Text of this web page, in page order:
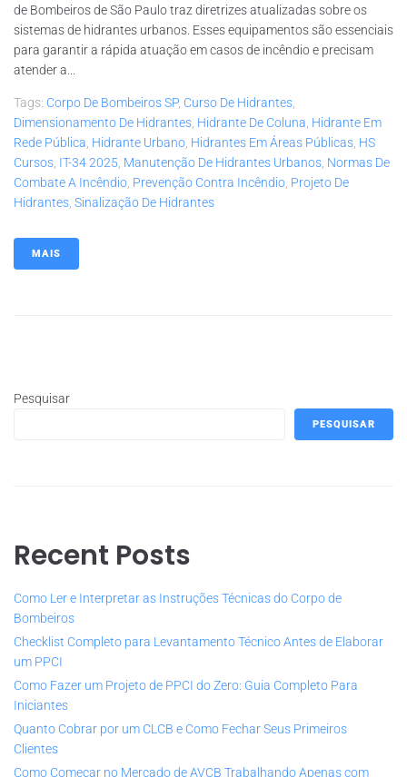
de Bombeiros de São Paulo traz diretrizes atualizadas sobre os
sistemas de hidrantes urbanos. Esses equipamentos são essenciais
para garantir a rápida atuação em casos de incêndio e precisam
atender a...
Tags: Corpo De Bombeiros SP, Curso De Hidrantes
Dimensionamento De Hidrantes Hidrante De Coluna Hidrante Em
Rede Pública Hidrante Urbano Hidrantes Em Áreas Públicas HS
Cursos IT-34 2025 Manutenção De Hidrantes Urbanos Normas De
Combate A Incêndio Prevenção Contra Incêndio Projeto De
Hidrantes Sinalização De Hidrantes
MAIS
Pesquisar
PESQUISAR
Recent Posts
Como Ler e Interpretar as Instruções Técnicas do Corpo de
Bombeiros
Checklist Completo para Levantamento Técnico Antes de Elaborar
um PPCI
Como Fazer um Projeto de PPCI do Zero: Guia Completo Para
Iniciantes
Quanto Cobrar por um CLCB e Como Fechar Seus Primeiros
Clientes
Como Começar no Mercado de AVCB Trabalhando Apenas com